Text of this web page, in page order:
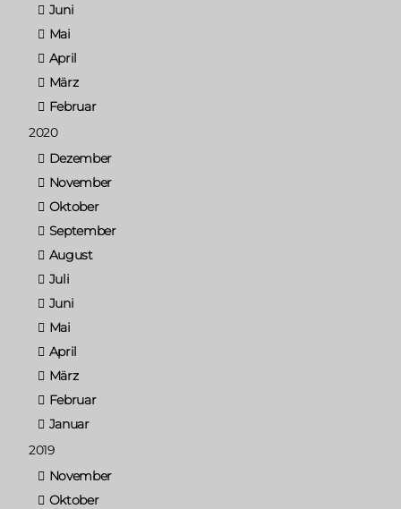
Juni
Mai
April
März
Februar
2020
Dezember
November
Oktober
September
August
Juli
Juni
Mai
April
März
Februar
Januar
2019
November
Oktober